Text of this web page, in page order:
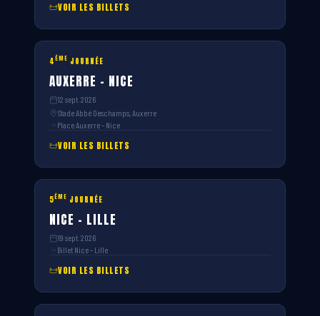
VOIR LES BILLETS
4ÈME JOURNÉE
AUXERRE – NICE
12 sept. 2026
Stade Abbé Deschamps, Auxerre
Place Auxerre – Nice
VOIR LES BILLETS
5ÈME JOURNÉE
NICE – LILLE
19 sept. 2026
Billet Nice – Lille
VOIR LES BILLETS